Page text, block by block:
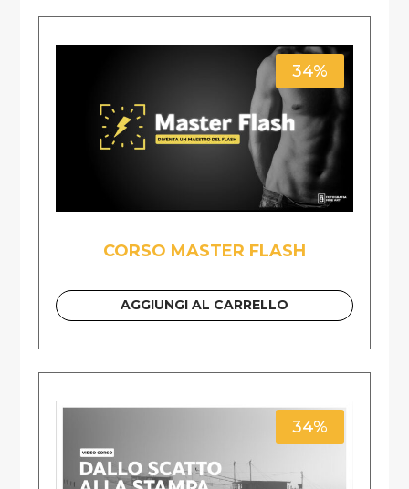
34%
CORSO MASTER FLASH
AGGIUNGI AL CARRELLO
34%